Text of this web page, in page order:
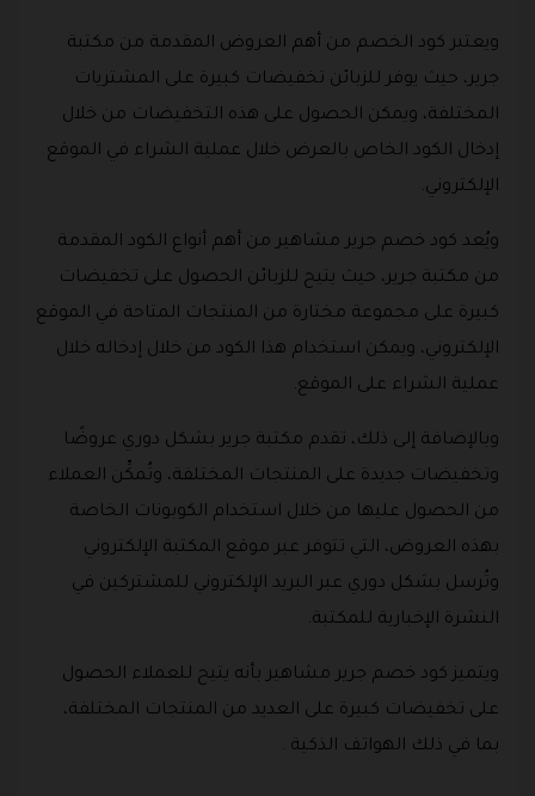
ويعتبر كود الخصم من أهم العروض المقدمة من مكتبة
جرير، حيث يوفر للزبائن تخفيضات كبيرة على المشتريات
المختلفة، ويمكن الحصول على هذه التخفيضات من خلال
إدخال الكود الخاص بالعرض خلال عملية الشراء في الموقع
الإلكتروني.
ويُعد كود خصم جرير مشاهير من أهم أنواع الكود المقدمة
من مكتبة جرير، حيث يتيح للزبائن الحصول على تخفيضات
كبيرة على مجموعة مختارة من المنتجات المتاحة في الموقع
الإلكتروني، ويمكن استخدام هذا الكود من خلال إدخاله خلال
عملية الشراء على الموقع.
وبالإضافة إلى ذلك، تقدم مكتبة جرير بشكل دوري عروضًا
وتخفيضات جديدة على المنتجات المختلفة، وتُمكِّن العملاء
من الحصول عليها من خلال استخدام الكوبونات الخاصة
بهذه العروض، التي تتوفر عبر موقع المكتبة الإلكتروني
وتُرسل بشكل دوري عبر البريد الإلكتروني للمشتركين في
النشرة الإخبارية للمكتبة.
ويتميز كود خصم جرير مشاهير بأنه يتيح للعملاء الحصول
على تخفيضات كبيرة على العديد من المنتجات المختلفة،
بما في ذلك الهواتف الذكية .